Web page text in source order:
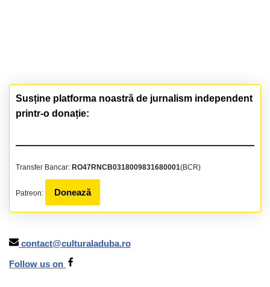
Susține platforma noastră de jurnalism independent
printr-o donație:
Transfer Bancar: RO47RNCB0318009831680001(BCR)
Patreon: Donează
contact@culturaladuba.ro
Follow us on